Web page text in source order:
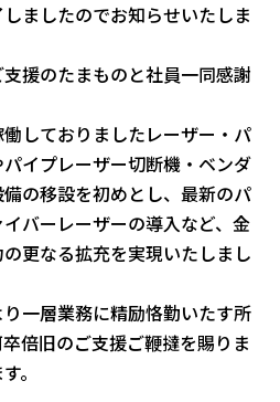
ましたのでお知らせいたしま
援のたまものと社員一同感謝
しておりましたレーザー・パ
イプレーザー切断機・ベンダ
の移設を初めとし、最新のパ
バーレーザーの導入など、金
更なる拡充を実現いたしまし
一層業務に精励恪勤いたす所
倍旧のご支援ご鞭撻を賜りま
。